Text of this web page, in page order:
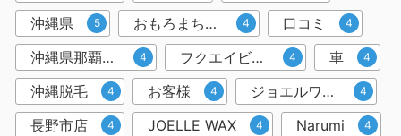
沖縄県 5 おもろまち駅徒歩5分 4 口コミ 4
沖縄県那覇市おもろまち４－８－２ 4 フクエイビル１F 4 車 4
沖縄脱毛 4 お客様 4 ジョエルワックス 4
長野市店 4 JOELLE WAX 4 Narumi 4